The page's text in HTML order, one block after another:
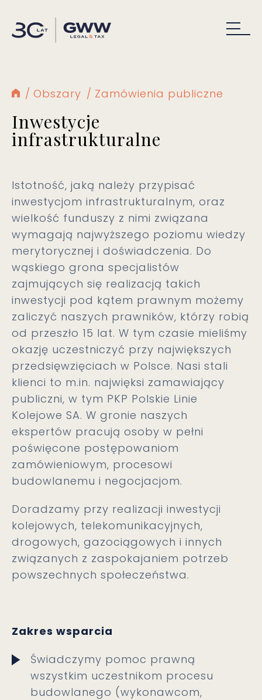
Obszary Zamówienia publiczne
Inwestycje
infrastrukturalne
Istotność, jaką należy przypisać
inwestycjom infrastrukturalnym, oraz
wielkość funduszy z nimi związana
wymagają najwyższego poziomu wiedzy
merytorycznej i doświadczenia. Do
wąskiego grona specjalistów
zajmujących się realizacją takich
inwestycji pod kątem prawnym możemy
zaliczyć naszych prawników, którzy robią
od przeszło 15 lat. W tym czasie mieliśmy
okazję uczestniczyć przy największych
przedsięwzięciach w Polsce. Nasi stali
klienci to m.in. najwięksi zamawiający
publiczni, w tym PKP Polskie Linie
Kolejowe SA. W gronie naszych
ekspertów pracują osoby w pełni
poświęcone postępowaniom
zamówieniowym, procesowi
budowlanemu i negocjacjom.
Doradzamy przy realizacji inwestycji
kolejowych, telekomunikacyjnych,
drogowych, gazociągowych i innych
związanych z zaspokajaniem potrzeb
powszechnych społeczeństwa.
Zakres wsparcia
Świadczymy pomoc prawną
wszystkim uczestnikom procesu
budowlanego (wykonawcom,